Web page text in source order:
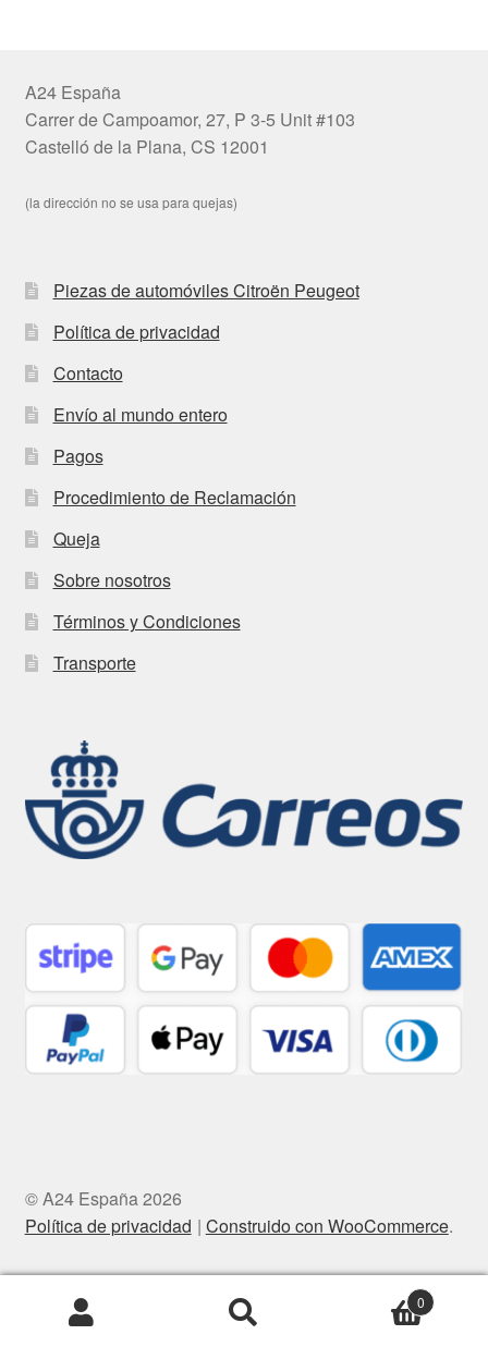
A24 España
Carrer de Campoamor, 27, P 3-5 Unit #103
Castelló de la Plana, CS 12001
(la dirección no se usa para quejas)
Piezas de automóviles Citroën Peugeot
Política de privacidad
Contacto
Envío al mundo entero
Pagos
Procedimiento de Reclamación
Queja
Sobre nosotros
Términos y Condiciones
Transporte
© A24 España 2026
Política de privacidad
Construido con WooCommerce.
0